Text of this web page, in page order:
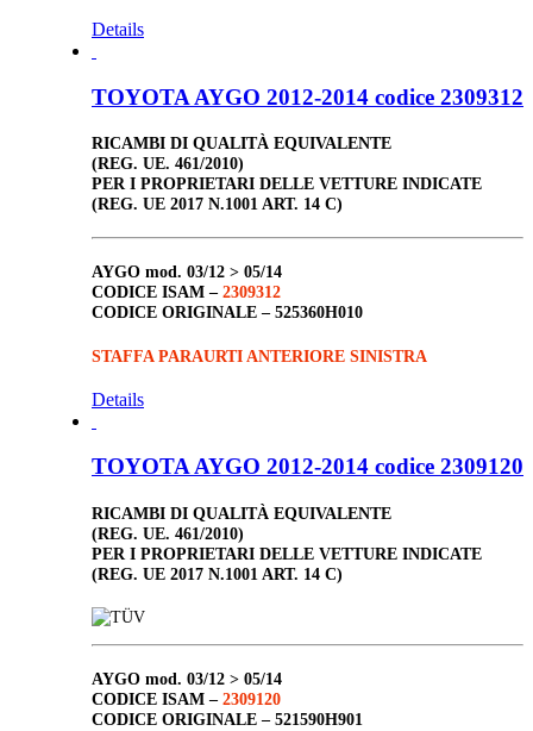
Details
TOYOTA AYGO 2012-2014 codice 2309312
RICAMBI DI QUALITÀ EQUIVALENTE
(REG. UE. 461/2010)
PER I PROPRIETARI DELLE VETTURE INDICATE
(REG. UE 2017 N.1001 ART. 14 C)
AYGO mod. 03/12 > 05/14
CODICE ISAM – 2309312
CODICE ORIGINALE – 525360H010
STAFFA PARAURTI ANTERIORE SINISTRA
Details
TOYOTA AYGO 2012-2014 codice 2309120
RICAMBI DI QUALITÀ EQUIVALENTE
(REG. UE. 461/2010)
PER I PROPRIETARI DELLE VETTURE INDICATE
(REG. UE 2017 N.1001 ART. 14 C)
AYGO mod. 03/12 > 05/14
CODICE ISAM – 2309120
CODICE ORIGINALE – 521590H901